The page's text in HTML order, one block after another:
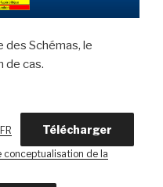
des Schémas, le
de cas.
Télécharger
conceptualisation de la